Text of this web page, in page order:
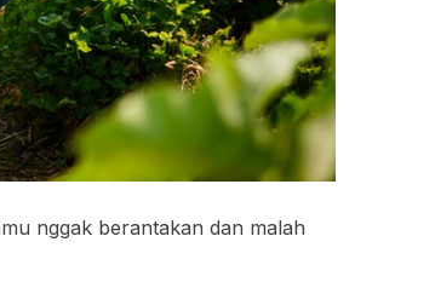
nggak berantakan dan malah